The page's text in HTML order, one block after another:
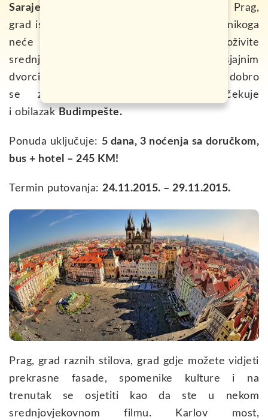
Sarajeva
, nudimo vam jesenje putovanje u Prag,
grad istorije, divnih mostova i mjesto koje nikoga
neće ostaviti ravnodušnim. Doživite
srednjovijekovni duh Češke, uživajte u sjajnim
dvorcima, izgubite se u starim uličicama i dobro
se zabavite. U povratku vas očekuje
i obilazakBudimpešte.
Ponuda uključuje: 5 dana, 3 noćenja sa doručkom,
bus + hotel – 245 KM!
Termin putovanja: 24.11.2015. – 29.11.2015.
Prag, grad raznih stilova, grad gdje možete vidjeti
prekrasne fasade, spomenike kulture i na
trenutak se osjetiti kao da ste u nekom
srednjovjekovnom filmu. Karlov most,